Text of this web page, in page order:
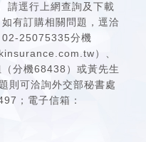
逕行上網查詢及下載
有訂購相關問題，逕洽
02-25075335分機
）、
分機68438）或黃先生
則可洽詢外交部秘書處
；電子信箱：